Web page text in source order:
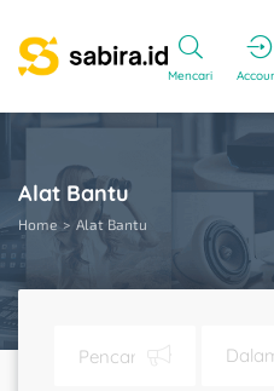
Mencari
Alat Bantu
Home Alat Bantu